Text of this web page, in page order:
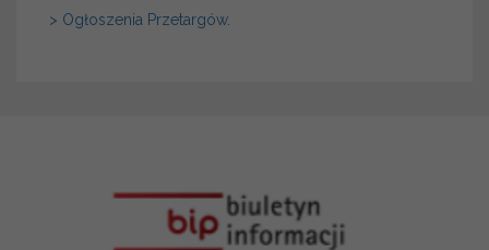
> Ogłoszenia Przetargów.